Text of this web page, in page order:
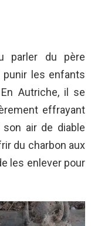
parler du père
punir les enfants
Autriche, il se
effrayant
air de diable
du charbon aux
les enlever pour